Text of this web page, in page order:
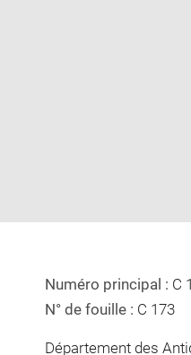
Numéro principal : C
N° de fouille : C 173
Département des